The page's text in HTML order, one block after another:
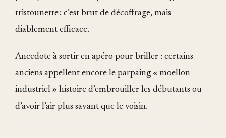
tristounette : c’est brut de décoffrage, mais
diablement efficace.
Anecdote à sortir en apéro pour briller : certains
anciens appellent encore le parpaing « moellon
industriel » histoire d’embrouiller les débutants ou
d’avoir l’air plus savant que le voisin.